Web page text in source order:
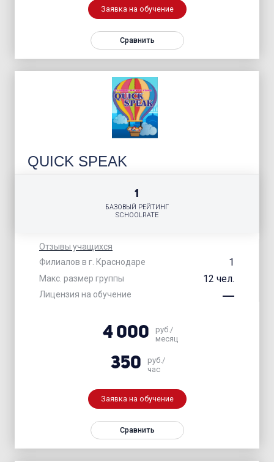
Заявка на обучение
Сравнить
QUICK SPEAK
Отзывы учащихся
Филиалов в г. Краснодаре
1
Макс. размер группы 12 чел.
Лицензия на обучение
1
БАЗОВЫЙ РЕЙТИНГ
SCHOOLRATE
4 000
руб./
месяц
350
руб./
час
Заявка на обучение
Сравнить